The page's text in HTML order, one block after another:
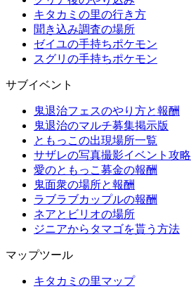
キタカミの里の行き方
聞き込み調査の場所
ゼイユの手持ちポケモン
スグリの手持ちポケモン
サブイベント
鬼退治フェスのやり方と報酬
鬼退治のマルチ募集掲示版
ともっこの出現場所一覧
サザレの写真撮影イベント攻略
愛のともっこ募金の報酬
鬼面衆の場所と報酬
ラブラブカップルの報酬
ネアとビリオの場所
ジニアからタマゴを貰う方法
マップツール
キタカミの里マップ